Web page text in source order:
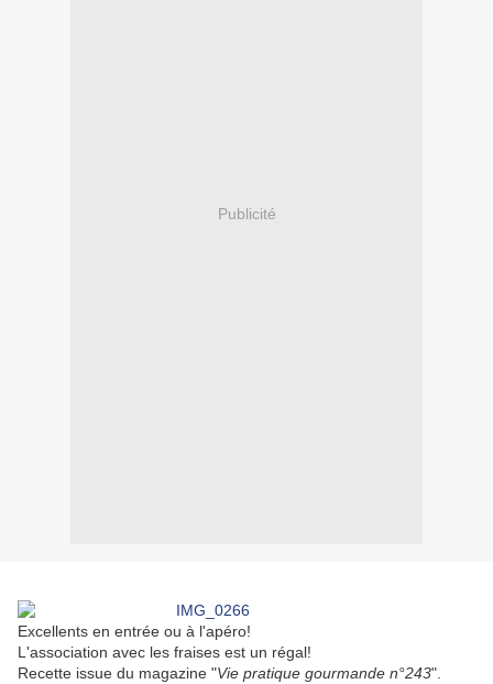
Publicité
Excellents en entrée ou à l'apéro!
L'association avec les fraises est un régal!
Recette issue du magazine "Vie pratique gourmande n°243".